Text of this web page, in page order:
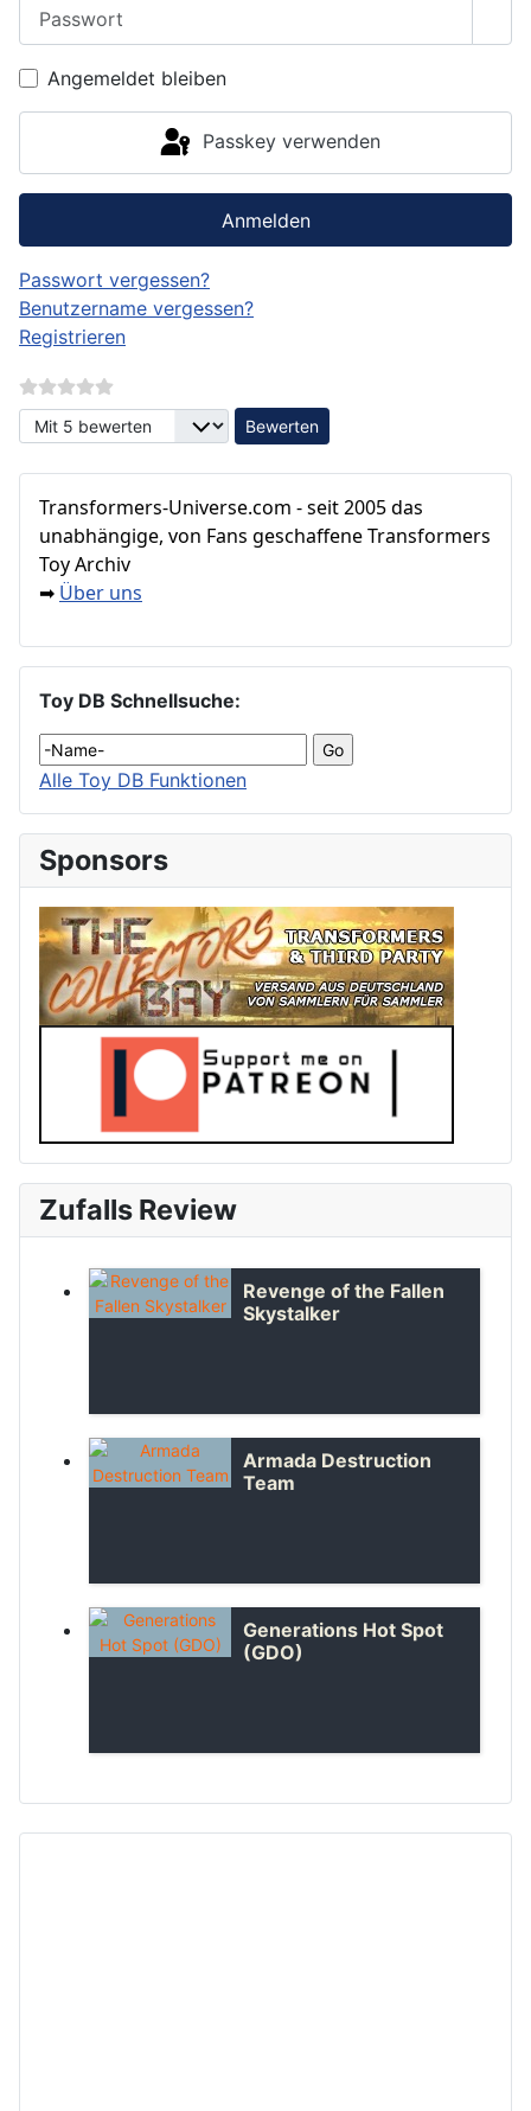
Angemeldet bleiben
Passkey verwenden
Anmelden
Passwort vergessen?
Benutzername vergessen?
Registrieren
Bitte bewerten
Transformers‑Universe.com - seit 2005 das
unabhängige, von Fans geschaffene Transformers
Toy Archiv
➡ Über uns
Toy DB Schnellsuche:
Alle Toy DB Funktionen
Sponsors
Zufalls Review
Revenge of the Fallen
Skystalker
Armada Destruction
Team
Generations Hot Spot
(GDO)